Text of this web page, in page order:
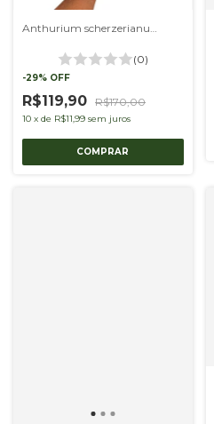
(0)
-29% OFF
R$119,90 R$170,00
10 x de R$11,99 sem juros